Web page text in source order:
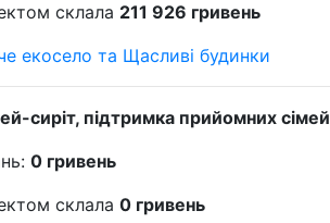
склала 211 926 гривень
екосело та Щасливі будинки
сиріт, підтримка прийомних сімей
0 гривень
склала 0 гривень